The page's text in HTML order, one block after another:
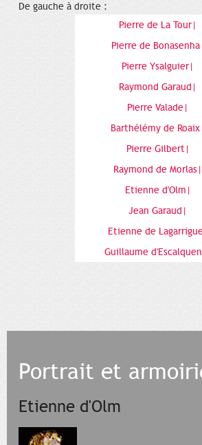
De gauche à droite :
Pierre de La Tour|
Pierre de
Pierre Ysalguier|
Raymond Garaud|
Pierre Valade|
Barthélémy de
Pierre Gilbert|
Raymond de Morlas|
Etienne d'Olm|
Jean Garaud|
Etienne de
Guillaume
Portrait et
Etienne d'Olm